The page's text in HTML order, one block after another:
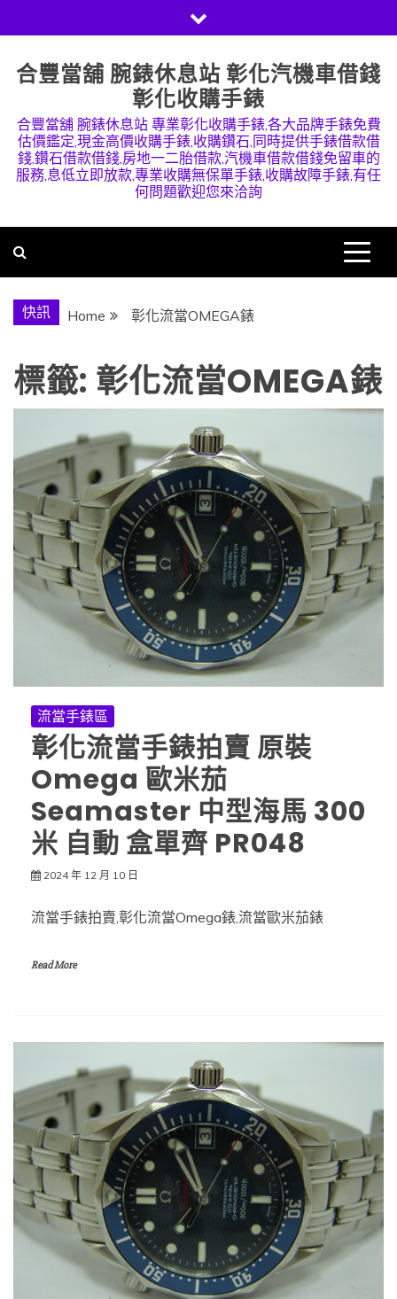
to
content
合豐當舖 腕錶休息站 彰化汽機車借錢
彰化收購手錶
合豐當舖 腕錶休息站 專業彰化收購手錶,各大品牌手錶免費
估價鑑定,現金高價收購手錶,收購鑽石,同時提供手錶借款借
錢,鑽石借款借錢,房地一二胎借款,汽機車借款借錢免留車的
服務,息低立即放款,專業收購無保單手錶,收購故障手錶,有任
何問題歡迎您來洽詢
快訊 Home 彰化流當OMEGA錶
標籤: 彰化流當OMEGA錶
流當手錶區
彰化流當手錶拍賣 原裝
Omega 歐米茄
Seamaster 中型海馬 300
米 自動 盒單齊 PR048
2024 年 12 月 10 日
流當手錶拍賣,彰化流當Omega錶,流當歐米茄錶
Read More